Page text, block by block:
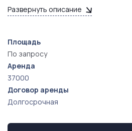
узнавайте подробности!
Развернуть описание
Площадь
По запросу
Аренда
37000
Договор аренды
Долгосрочная